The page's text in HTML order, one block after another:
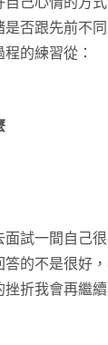
是否跟先前不
的練習從：
面試一間自己
的不是很好
折我會再繼